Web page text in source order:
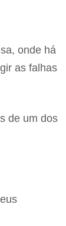
onde há
as falhas
de um dos